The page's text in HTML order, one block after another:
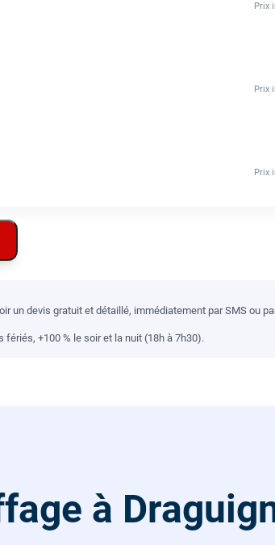
Prix
Prix
Prix
un devis gratuit et détaillé, immédiatement par SMS ou
+100 % le soir et la nuit (18h à 7h30).
à